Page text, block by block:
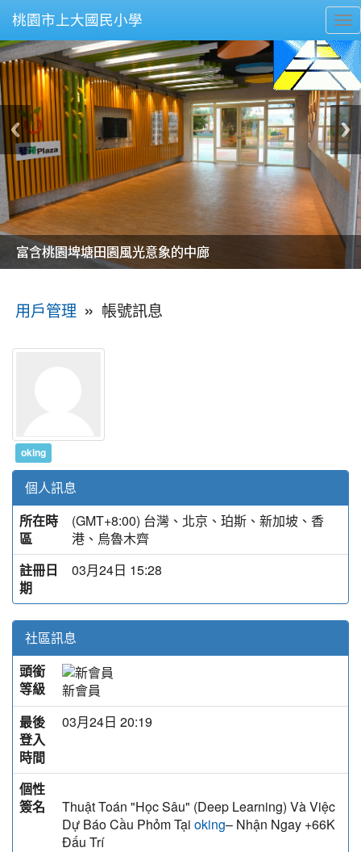
桃園市上大國民小學
美麗的操場是我們活力的來源
美麗的操場是我們活力的來源
煥然一新的小司令台
煥然一新的小司令台
富含桃園埤塘田園風光意象的中廊
富含桃園埤塘田園風光意象的中廊
嶄新的中庭廣場
嶄新的中庭廣場
水生池生生不息
水生池生生不息
用戶管理 » 帳號訊息
oking
個人訊息
所在時
區
(GMT+8:00) 台灣、北京、珀斯、新加坡、香
港、烏魯木齊
註冊日
期
03月24日 15:28
社區訊息
頭銜
等級
新會員
最後
登入
時間
03月24日 20:19
個性
簽名
Thuật Toán "Học Sâu" (Deep Learning) Và Việc
Dự Báo Cầu Phỏm Tại oking– Nhận Ngay +66K
Đấu Trí